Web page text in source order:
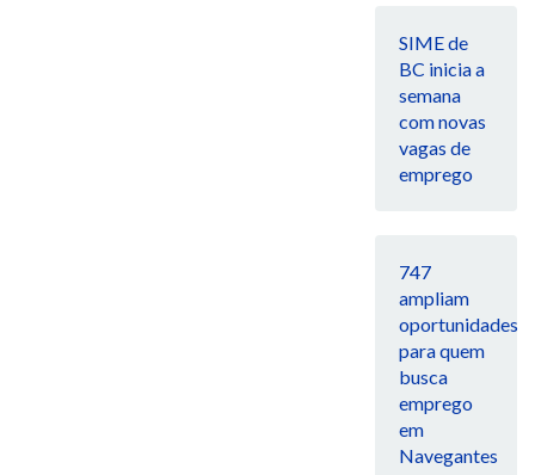
SIME de
BC inicia a
semana
com novas
vagas de
emprego
747
ampliam
oportunidades
para quem
busca
emprego
em
Navegantes